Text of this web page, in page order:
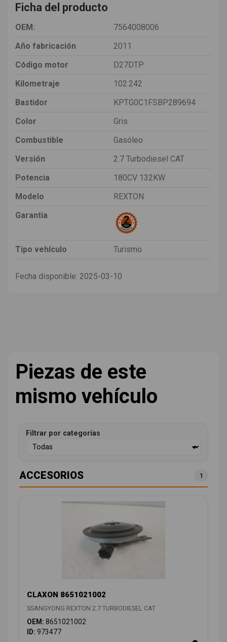
Ficha del producto
OEM:
7564008006
Año fabricación
2011
Código motor
D27DTP
Kilometraje
102.242
Bastidor
KPTG0C1FSBP289694
Color
Gris
Combustible
Gasóleo
Versión
2.7 Turbodiesel CAT
Potencia
180CV 132KW
Modelo
REXTON
Garantia
Tipo vehículo Turismo
Fecha disponible: 2025-03-10
Piezas de este
mismo vehículo
Filtrar por categorías
ACCESORIOS 1
CLAXON 8651021002
SSANGYONG REXTON 2.7 TURBODIESEL CAT
OEM: 8651021002
ID: 973477